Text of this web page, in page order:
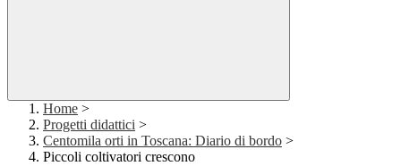
Home >
Progetti didattici >
Centomila orti in Toscana: Diario di bordo >
Piccoli coltivatori crescono